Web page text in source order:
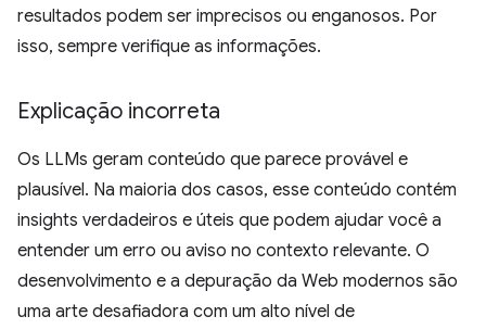
resultados podem ser imprecisos ou enganosos. Por
isso, sempre verifique as informações.
Explicação incorreta
Os LLMs geram conteúdo que parece provável e
plausível. Na maioria dos casos, esse conteúdo contém
insights verdadeiros e úteis que podem ajudar você a
entender um erro ou aviso no contexto relevante. O
desenvolvimento e a depuração da Web modernos são
uma arte desafiadora com um alto nível de